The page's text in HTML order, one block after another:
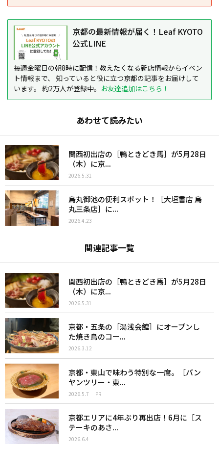
京都の最新情報が届く！Leaf KYOTO
公式LINE
毎週金曜日の朝8時に配信！教えたくなる新店情報からイベン
ト情報まで、 知っていると役に立つ京都の記事をお届けして
います。 約2万人が登録中。 お友達追加はこちら！
あわせて読みたい
関西初出店の［鴨ときどき馬］が5月28日
（木）に京...
2026.5.31
烏丸御池の便利スポット！［大垣書店 烏
丸三条店］に...
2026.4.23
関連記事一覧
関西初出店の［鴨ときどき馬］が5月28日
（木）に京...
2026.5.31
京都・五条の［湯浅会館］にオープンし
た焼き鳥のコー...
2026.3.12
京都・東山で味わう特別な一席。［バン
ヤンツリー・東...
2026.5.7 PR
京都エリアに4年ぶり再出店！6月に［ス
テーキのあさ...
2026.6.4